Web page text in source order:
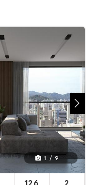
1 / 9
126 2